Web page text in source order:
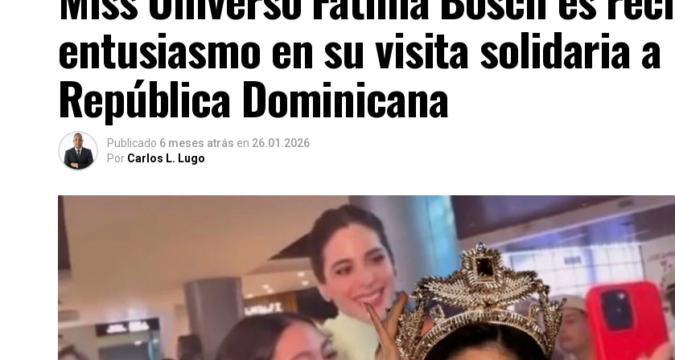
entusiasmo en su visita solidaria a
República Dominicana
Publicado 6 meses atrás en 26.01.2026
Por Carlos L. Lugo